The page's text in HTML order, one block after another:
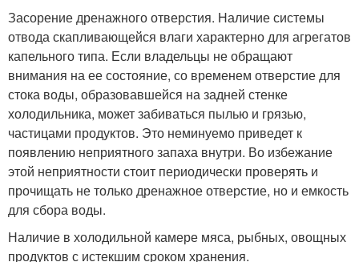
Засорение дренажного отверстия. Наличие системы
отвода скапливающейся влаги характерно для агрегатов
капельного типа. Если владельцы не обращают
внимания на ее состояние, со временем отверстие для
стока воды, образовавшейся на задней стенке
холодильника, может забиваться пылью и грязью,
частицами продуктов. Это неминуемо приведет к
появлению неприятного запаха внутри. Во избежание
этой неприятности стоит периодически проверять и
прочищать не только дренажное отверстие, но и емкость
для сбора воды.
Наличие в холодильной камере мяса, рыбных, овощных
продуктов с истекшим сроком хранения.